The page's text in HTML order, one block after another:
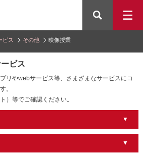
ビス その他 映像授業
ビス
リやwebサービス等、さまざまなサービスにコ
。
）等でご確認ください。